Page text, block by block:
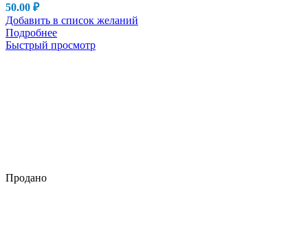
Продано
50.00 ₽
Добавить в список желаний
Подробнее
Быстрый просмотр